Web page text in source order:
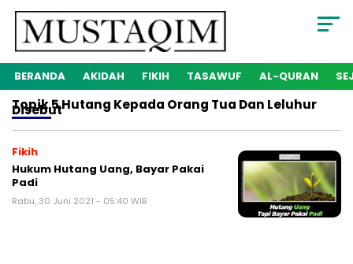
BERANDA AKIDAH FIKIH TASAWUF AL-QURAN
Topik5 Hutang Kepada Orang Tua Dan Leluhur
Disebut
Fikih
Hukum Hutang Uang, Bayar Pakai
Padi
Rabu, 30 Juni 2021 - 05:40 WIB